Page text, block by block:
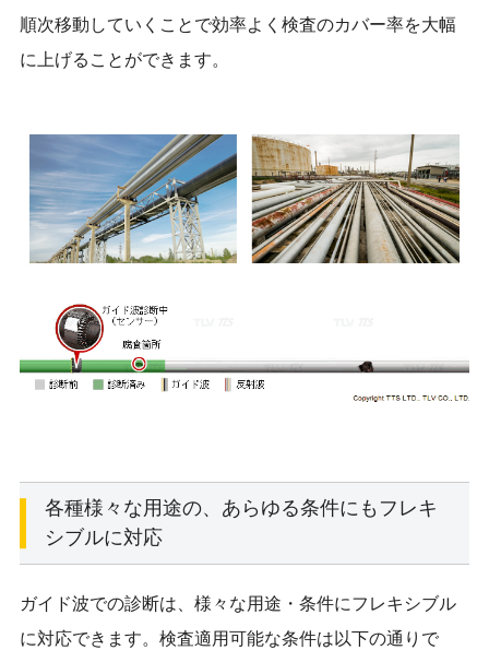
順次移動していくことで効率よく検査のカバー率を大幅
に上げることができます。
各種様々な用途の、あらゆる条件にもフレキ
シブルに対応
ガイド波での診断は、様々な用途・条件にフレキシブル
に対応できます。検査適用可能な条件は以下の通りで